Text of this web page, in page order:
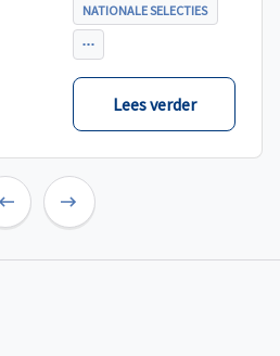
wedstrijd, tegen Nieuw-
Zeeland U21, werd zoals
verwacht met ruime
cijfers gewonnen.
NATIONALE SELECTIES
Lees verder